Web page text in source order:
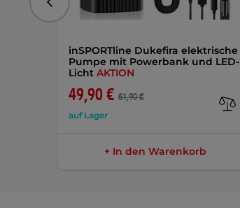
inSPORTline Dukefira elektrische
Pumpe mit Powerbank und LED-
Licht AKTION
49,90 € 61,90 €
auf Lager
+ In den Warenkorb
vorhergehend